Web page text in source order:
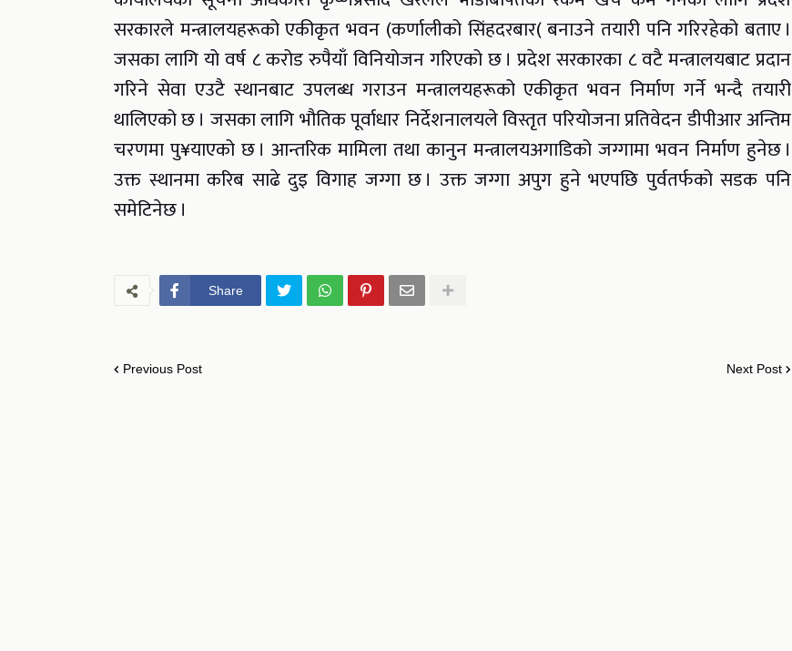
सरकारले मन्त्रालयहरूको एकीकृत भवन (कर्णालीको सिंहदरबार( बनाउने तयारी पनि गरिरहेको बताए ।
जसका लागि यो वर्ष ८ करोड रुपैयाँ विनियोजन गरिएको छ । प्रदेश सरकारका ८ वटै मन्त्रालयबाट प्रदान
गरिने सेवा एउटै स्थानबाट उपलब्ध गराउन मन्त्रालयहरूको एकीकृत भवन निर्माण गर्ने भन्दै तयारी
थालिएको छ । जसका लागि भौतिक पूर्वाधार निर्देशनालयले विस्तृत परियोजना प्रतिवेदन डीपीआर अन्तिम
चरणमा पु¥याएको छ । आन्तरिक मामिला तथा कानुन मन्त्रालयअगाडिको जग्गामा भवन निर्माण हुनेछ ।
उक्त स्थानमा करिब साढे दुइ विगाह जग्गा छ । उक्त जग्गा अपुग हुने भएपछि पुर्वतर्फको सडक पनि
समेटिनेछ ।
Share
Previous Post Next Post